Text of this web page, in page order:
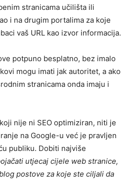
stranicama učilišta ili
i na drugim portalima za koje
vaš URL kao izvor informacija.
potpuno besplatno, bez imalo
mogu imati jak autoritet, a ako
stranicama onda imaju i
nije ni SEO optimiziran, niti je
na Google-u već je pravljen
publiku. Dobiti najviše
utjecaj cijele web stranice,
postove za koje ste ciljali da